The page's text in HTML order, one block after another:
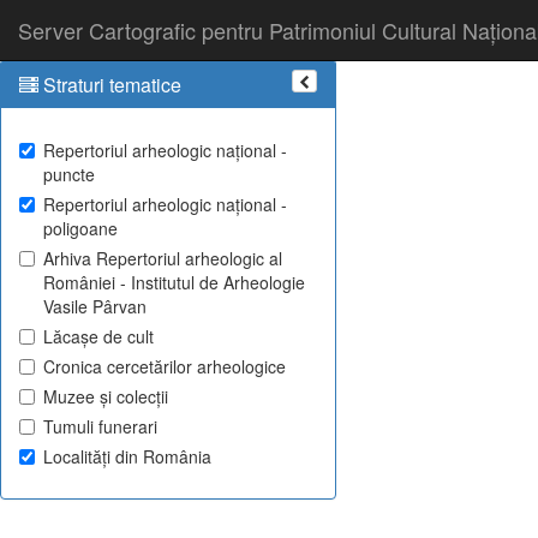
Server Cartografic pentru Patrimoniul Cultural
Straturi tematice
Repertoriul arheologic național -
puncte
Repertoriul arheologic național -
poligoane
Arhiva Repertoriul arheologic al
României - Institutul de Arheologie
Vasile Pârvan
Lăcașe de cult
Cronica cercetărilor arheologice
Muzee și colecții
Tumuli funerari
Localități din România